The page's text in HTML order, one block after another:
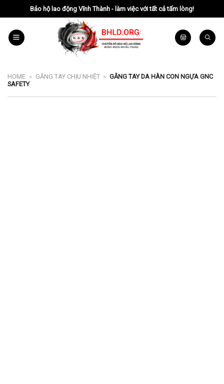
đến
nội
dung
Bảo hộ lao động Vĩnh Thành - làm việc với tất cả tấm lòng!
HOME » GĂNG TAY CHỊU NHIỆT » GĂNG TAY DA HÀN CON NGỰA GNC
SAFETY